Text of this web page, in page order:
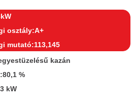
osztály:A+
mutató:113,145
kazán
%
kW